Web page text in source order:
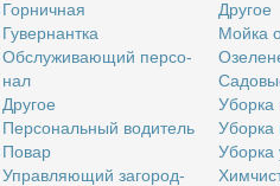
Гор­нич­ная
Гу­вер­нант­ка
Об­слу­жи­ва­ю­щий пер­со­
нал
Дру­гое
Пер­со­наль­ный во­ди­тель
По­вар
Управ­ля­ю­щий за­го­род­
Дру­гое
Мой­ка
Убор­ка
Убор­ка